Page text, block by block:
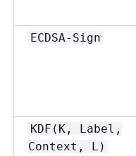
ECDSA-Sign
KDF(K, Label,
Context, L)